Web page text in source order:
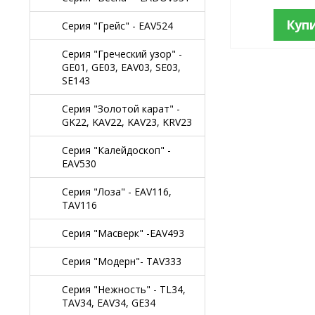
Серия "Грейс" - EAV524
Серия "Греческий узор" -
GE01, GE03, EAV03, SE03,
SE143
Серия "Золотой карат" -
GK22, KAV22, KAV23, KRV23
Серия "Калейдоскоп" -
EAV530
Серия "Лоза" - EAV116,
TAV116
Серия "Масверк" -EAV493
Серия "Модерн"- TAV333
Серия "Нежность" - TL34,
TAV34, EAV34, GE34